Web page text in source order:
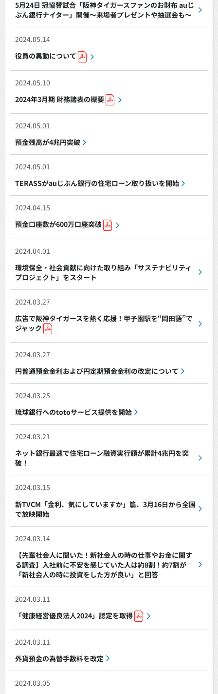
5月24日 冠協賛試合「阪神タイガースファンのお財布 auじ
ぶん銀行ナイター」開催～来場者プレゼントや抽選会も～
2024.05.14
役員の異動について
2024.05.10
2024年3月期 財務諸表の概要
2024.05.01
預金残高が4兆円突破
2024.05.01
TERASSがauじぶん銀行の住宅ローン取り扱いを開始
2024.04.15
預金口座数が600万口座突破
2024.04.01
環境保全・社会貢献に向けた取り組み「サステナビリティ
プロジェクト」をスタート
2024.03.27
広告で阪神タイガースを熱く応援！甲子園駅を“岡田語”で
ジャック
2024.03.27
円普通預金金利および円定期預金金利の改定について
2024.03.25
琉球銀行へのtotoサービス提供を開始
2024.03.21
ネット銀行最速で住宅ローン融資実行額が累計4兆円を突
破！
2024.03.15
新TVCM「金利、気にしていますか」篇、3月16日から全国
で放映開始
2024.03.14
【先輩社会人に聞いた！新社会人の時の仕事やお金に関す
る調査】入社前に不安を感じていた人は約8割！約7割が
「新社会人の時に投資をした方が良い」と回答
2024.03.11
「健康経営優良法人2024」認定を取得
2024.03.11
外貨預金の為替手数料を改定
2024.03.05